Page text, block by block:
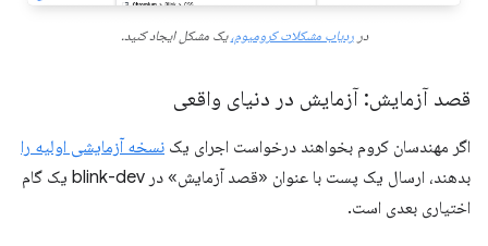
درردیاب مشکلات کرومیوم،یک مشکل ایجاد کنید.
قصد آزمایش: آزمایش در دنیای واقعی
اگر مهندسان کروم بخواهند درخواست اجرای یک نسخه آزمایشی اولیه را
بدهند، ارسال یک پست با عنوان «قصد آزمایش» در blink-dev یک گام
اختیاری بعدی است.